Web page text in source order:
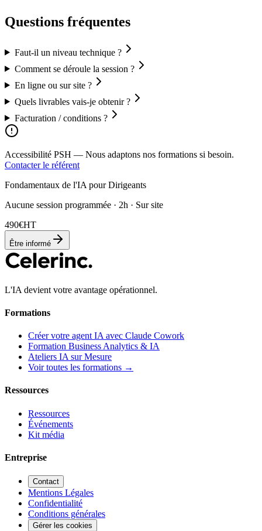
Questions fréquentes
Faut-il un niveau technique ?
Comment se déroule la session ?
En ligne ou sur site ?
Quels livrables vais-je obtenir ?
Facturation / conditions ?
Accessibilité PSH — Nous adaptons nos formations si besoin.
Contacter le référent
Fondamentaux de l'IA pour Dirigeants
Aucune session programmée · 2h · Sur site
490€HT
Être informé
L'IA devient votre avantage opérationnel.
Formations
Créer votre agent IA avec Claude Cowork
Formation Business Analytics & IA
Ateliers IA sur Mesure
Voir toutes les formations →
Ressources
Ressources
Événements
Kit média
Entreprise
Contact
Mentions Légales
Confidentialité
Conditions générales
Gérer les cookies